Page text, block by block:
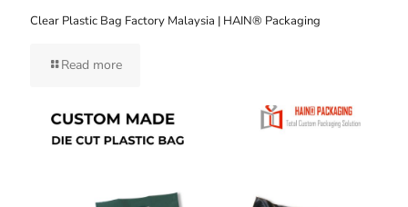
Clear Plastic Bag Factory Malaysia | HAIN® Packaging
Read more